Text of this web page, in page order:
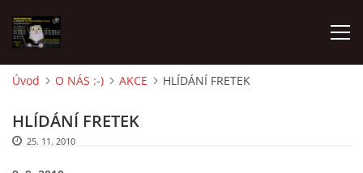
FRETKY V ÚTULKU
Úvod O NÁS :-) AKCE HLÍDÁNÍ FRETEK
HLÍDÁNÍ FRETEK
25. 11. 2010